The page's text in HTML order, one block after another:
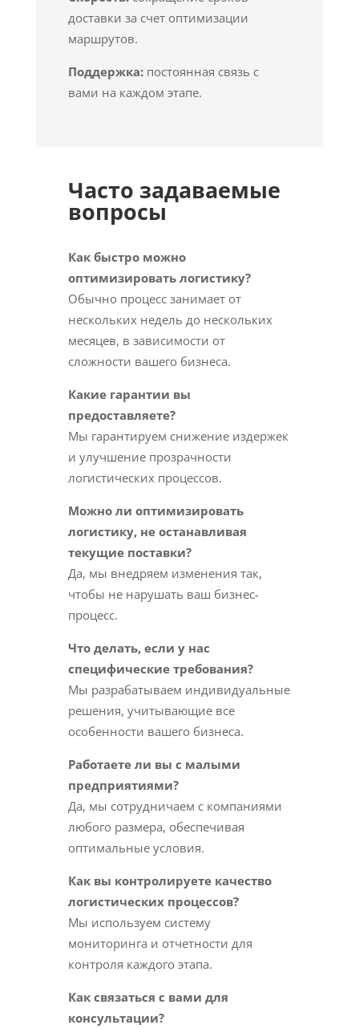
доставки за счет оптимизации
маршрутов.
Поддержка:постоянная связь с
вами на каждом этапе.
Часто задаваемые
вопросы
Как быстро можно
оптимизировать логистику?
Обычно процесс занимает от
нескольких недель до нескольких
месяцев, в зависимости от
сложности вашего бизнеса.
Какие гарантии вы
предоставляете?
Мы гарантируем снижение издержек
и улучшение прозрачности
логистических процессов.
Можно ли оптимизировать
логистику, не останавливая
текущие поставки?
Да, мы внедряем изменения так,
чтобы не нарушать ваш бизнес-
процесс.
Что делать, если у нас
специфические требования?
Мы разрабатываем индивидуальные
решения, учитывающие все
особенности вашего бизнеса.
Работаете ли вы с малыми
предприятиями?
Да, мы сотрудничаем с компаниями
любого размера, обеспечивая
оптимальные условия.
Как вы контролируете качество
логистических процессов?
Мы используем систему
мониторинга и отчетности для
контроля каждого этапа.
Как связаться с вами для
консультации?